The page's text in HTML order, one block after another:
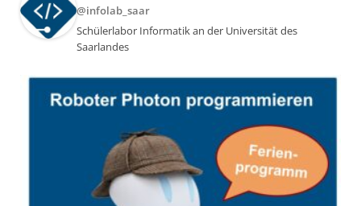
@infolab_saar
Schülerlabor Informatik an der Universität des
Saarlandes